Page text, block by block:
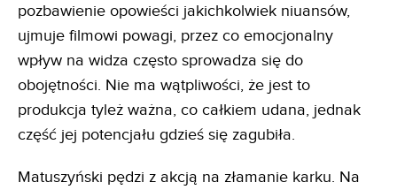
pozbawienie opowieści jakichkolwiek niuansów,
ujmuje filmowi powagi, przez co emocjonalny
wpływ na widza często sprowadza się do
obojętności. Nie ma wątpliwości, że jest to
produkcja tyleż ważna, co całkiem udana, jednak
część jej potencjału gdzieś się zagubiła.
Matuszyński pędzi z akcją na złamanie karku. Na